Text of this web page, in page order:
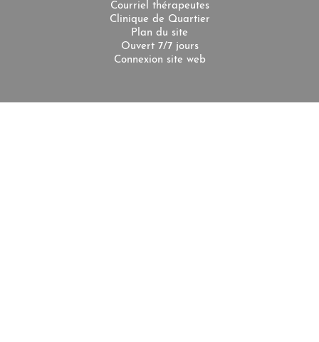
Courriel thérapeutes
Clinique de Quartier
Plan du site
Ouvert 7/7 jours
Connexion site web